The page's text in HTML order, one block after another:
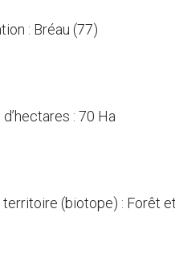
: Bréau (77)
: 70 Ha
territoire (biotope) : Forêt